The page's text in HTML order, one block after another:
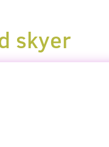
skyer